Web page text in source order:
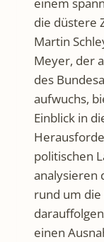
einem
die düstere
Martin
Meyer, der
des
aufwuchs,
Einblick in
politischen
analysieren
rund um
einen